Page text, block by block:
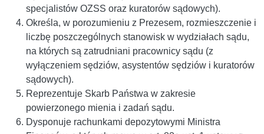
specjalistów OZSS oraz kuratorów sądowych).
Określa, w porozumieniu z Prezesem, rozmieszczenie i
liczbę poszczególnych stanowisk w wydziałach sądu,
na których są zatrudniani pracownicy sądu (z
wyłączeniem sędziów, asystentów sędziów i kuratorów
sądowych).
Reprezentuje Skarb Państwa w zakresie
powierzonego mienia i zadań sądu.
Dysponuje rachunkami depozytowymi Ministra